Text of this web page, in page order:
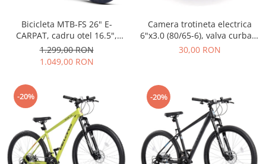
Bicicleta MTB-FS 26" E-
CARPAT, cadru otel 16.5",
manete secventiale, frane
disc, 21 viteze, gri/verde
1.299,00 RON
1.049,00 RON
Camera trotineta electrica
6"x3.0 (80/65-6), valva curbata
90°
30,00 RON
-20% -20%